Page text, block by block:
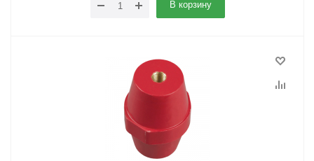
В корзину